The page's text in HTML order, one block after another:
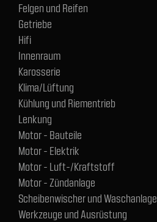
Felgen und Reifen
Getriebe
Hifi
Innenraum
Karosserie
Klima/Lüftung
Kühlung und Riementrieb
Lenkung
Motor - Bauteile
Motor - Elektrik
Motor - Luft-/Kraftstoff
Motor - Zündanlage
Scheibenwischer und Waschanlage
Werkzeuge und Ausrüstung